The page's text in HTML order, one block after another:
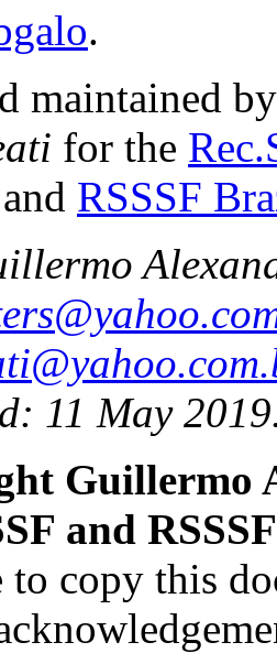
.
maintained
for the
and RSSSF
11 May
Guillermo
and
to copy this